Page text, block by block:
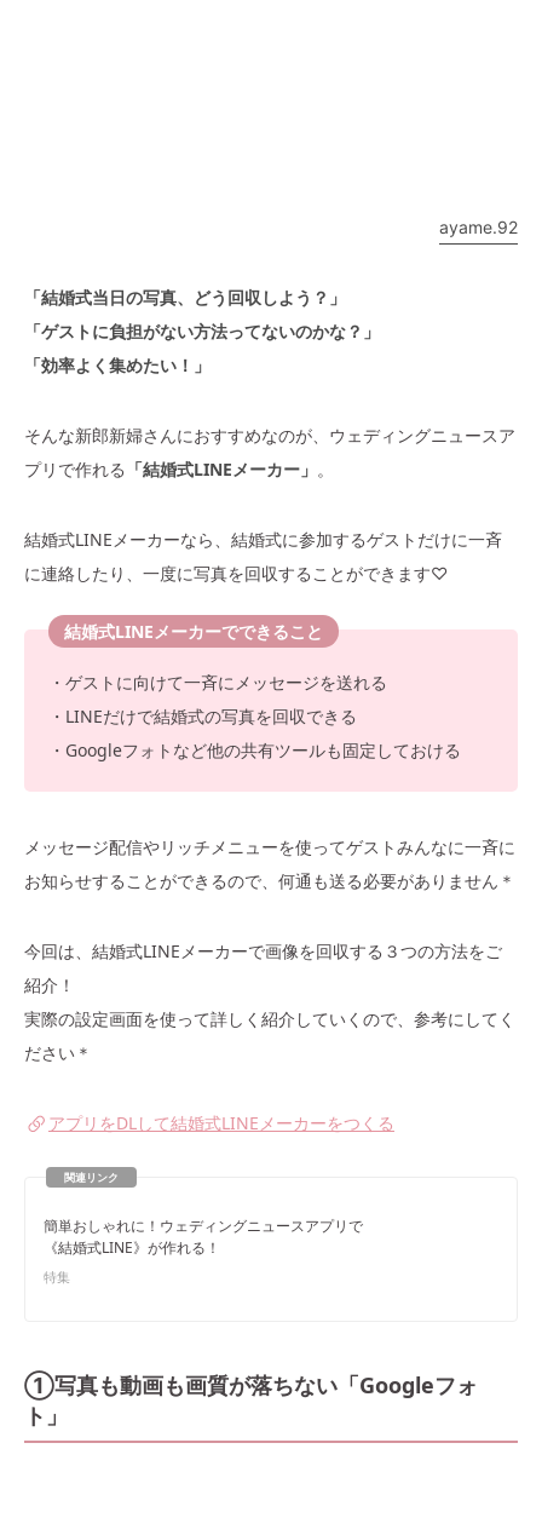
ayame.92
「結婚式当日の写真、どう回収しよう？」
「ゲストに負担がない方法ってないのかな？」
「効率よく集めたい！」
そんな新郎新婦さんにおすすめなのが、ウェディングニュースア
プリで作れる 「結婚式LINEメーカー」 。
結婚式LINEメーカーなら、結婚式に参加するゲストだけに一斉
に連絡したり、一度に写真を回収することができます♡
結婚式LINEメーカーでできること
・ゲストに向けて一斉にメッセージを送れる
・LINEだけで結婚式の写真を回収できる
・Googleフォトなど他の共有ツールも固定しておける
メッセージ配信やリッチメニューを使ってゲストみんなに一斉に
お知らせすることができるので、何通も送る必要がありません＊
今回は、結婚式LINEメーカーで画像を回収する３つの方法をご
紹介！
実際の設定画面を使って詳しく紹介していくので、参考にしてく
ださい＊
アプリをDLして結婚式LINEメーカーをつくる
簡単おしゃれに！ウェディングニュースアプリで
《結婚式LINE》が作れる！
特集
①写真も動画も画質が落ちない「Googleフォ
ト」